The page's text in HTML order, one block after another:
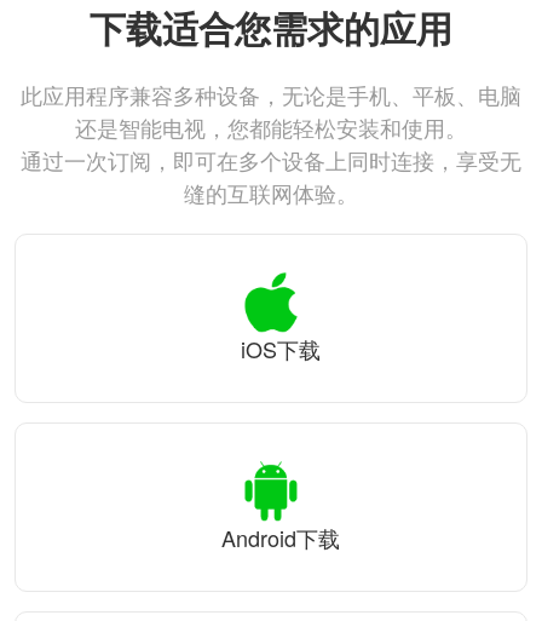
下载适合您需求的应用
此应用程序兼容多种设备，无论是手机、平板、电脑
还是智能电视，您都能轻松安装和使用。
通过一次订阅，即可在多个设备上同时连接，享受无
缝的互联网体验。
iOS下载
Android下载